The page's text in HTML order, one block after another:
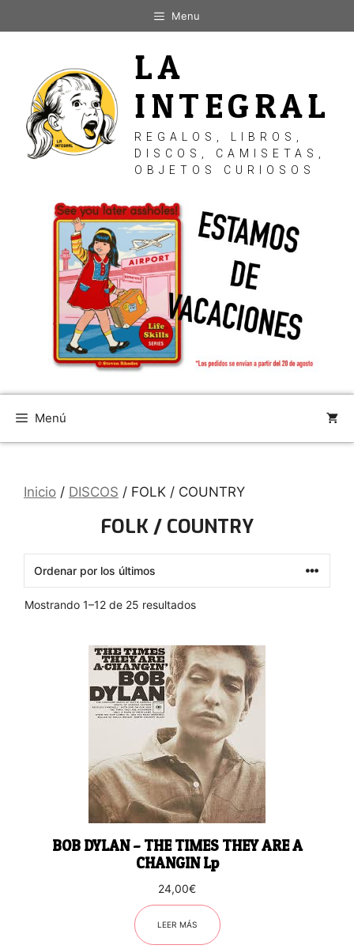
al
Menu
LA
INTEGRAL
REGALOS, LIBROS,
DISCOS, CAMISETAS,
OBJETOS CURIOSOS
Menú
Inicio / DISCOS / FOLK / COUNTRY
FOLK / COUNTRY
Mostrando 1–12 de 25 resultadosOrdenado
últimos
BOB DYLAN – THE TIMES THEY ARE A
CHANGIN Lp
24,00€
LEER MÁS